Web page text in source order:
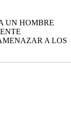
UN HOMBRE
A LOS